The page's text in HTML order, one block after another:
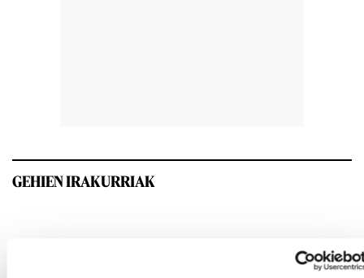
GEHIEN IRAKURRIAK